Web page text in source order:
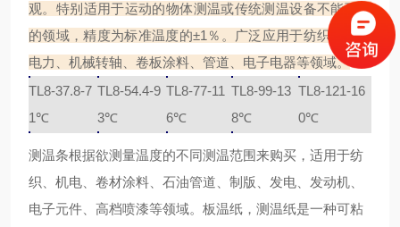
观。特别适用于运动的物体测温或传统测温设备不能到达
的领域，精度为标准温度的±1 ％。广泛应用于纺织服装、
电力、机械转轴、卷板涂料、管道、电子电器等领域。
TL8-37.8-7
1℃
TL8-54.4-9
3℃
TL8-77-11
6℃
TL8-99-13
8℃
TL8-121-16
0℃
测温条根据欲测量温度的不同测温范围来购买，适用于纺
织、机电、卷材涂料、石油管道、制版、发电、发动机、
电子元件、高档喷漆等领域。板温纸，测温纸是一种可粘